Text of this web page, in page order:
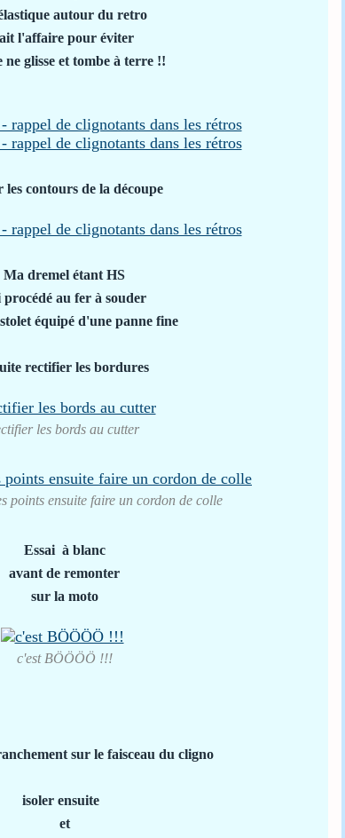
autour du retro
l'affaire pour éviter
ne glisse et tombe à terre !!
les contours de la découpe
Ma dremel étant HS
au fer à souder
équipé d'une panne fine
rectifier les bordures
les bords au cutter
points ensuite faire un cordon de colle
Essai à blanc
avant de remonter
sur la moto
c'est BÖÖÖÖ !!!
sur le faisceau du cligno
isoler ensuite
et